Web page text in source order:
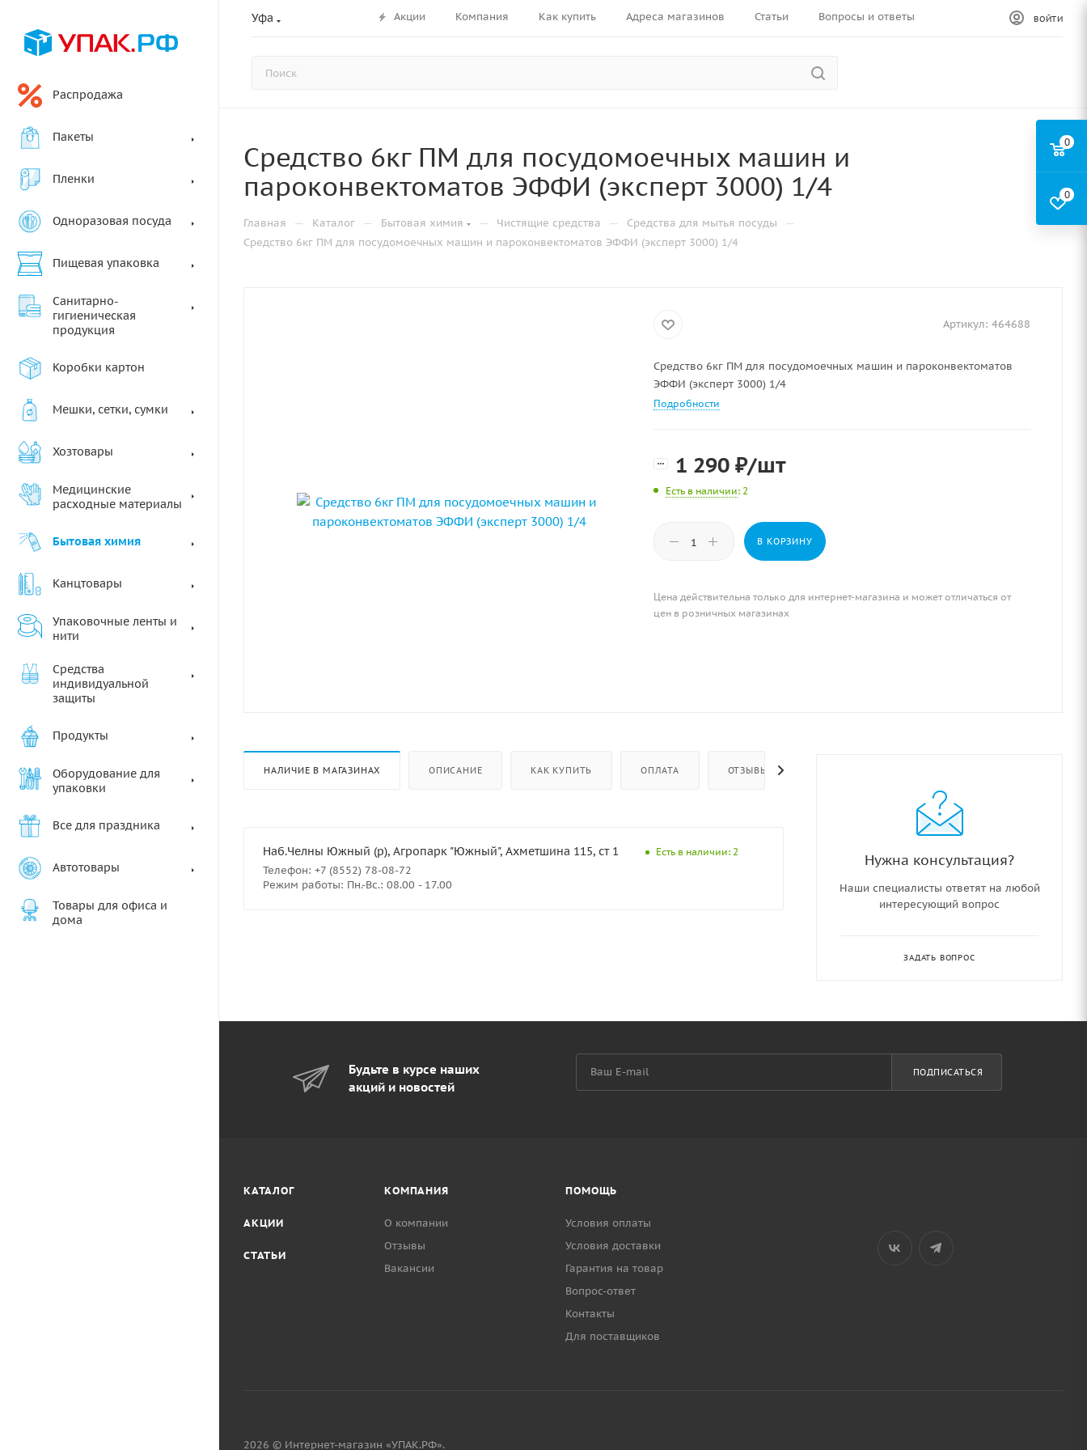
Уфа Акции Компания Как купить Адреса магазинов Статьи Вопросы и ответы ВОЙТИ
Распродажа
Пакеты
Пленки
Одноразовая посуда
Пищевая упаковка
Санитарно-
гигиеническая
продукция
Коробки картон
Мешки, сетки, сумки
Хозтовары
Медицинские
расходные материалы
Бытовая химия
Канцтовары
Упаковочные ленты и
нити
Средства
индивидуальной
защиты
Продукты
Оборудование для
упаковки
Все для праздника
Автотовары
Товары для офиса и
дома
Средство 6кг ПМ для посудомоечных машин и
пароконвектоматов ЭФФИ (эксперт 3000) 1/4
Главная — Каталог — Бытовая химия — Чистящие средства — Средства для мытья посуды —
Средство 6кг ПМ для посудомоечных машин и пароконвектоматов ЭФФИ (эксперт 3000) 1/4
Артикул: 464688
Средство 6кг ПМ для посудомоечных машин и пароконвектоматов
ЭФФИ (эксперт 3000) 1/4
Подробности
1 290₽/шт
Есть в наличии: 2
В КОРЗИНУ
Цена действительна только для интернет-магазина и может отличаться от
цен в розничных магазинах
НАЛИЧИЕ В МАГАЗИНАХ ОПИСАНИЕ КАК КУПИТЬ ОПЛАТА ОТЗЫВЫ
Наб.Челны Южный (р), Агропарк "Южный", Ахметшина 115, ст 1
Телефон: +7 (8552) 78-08-72
Режим работы: Пн.-Вс.: 08.00 - 17.00
Есть в наличии: 2 Нужна консультация?
Наши специалисты ответят на любой
интересующий вопрос
ЗАДАТЬ ВОПРОС
Будьте в курсе наших
акций и новостей
ПОДПИСАТЬСЯ
КАТАЛОГ
АКЦИИ
СТАТЬИ
КОМПАНИЯ
О компании
Отзывы
Вакансии
ПОМОЩЬ
Условия оплаты
Условия доставки
Гарантия на товар
Вопрос-ответ
Контакты
Для поставщиков
2026 © Интернет-магазин «УПАК.РФ».
0
0